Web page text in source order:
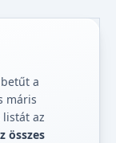
a
máris
az
összes